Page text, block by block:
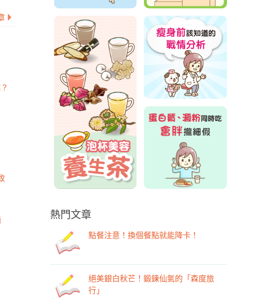
熱門文章
點餐注意！換個餐點就能降卡！
絕美銀白秋芒！鍛鍊仙氣的「森度旅
行」